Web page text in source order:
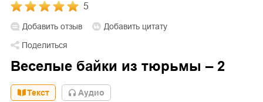
5
Добавить отзыв
Добавить цитату
Поделиться
Веселые байки из тюрьмы – 2
Текст Aудио